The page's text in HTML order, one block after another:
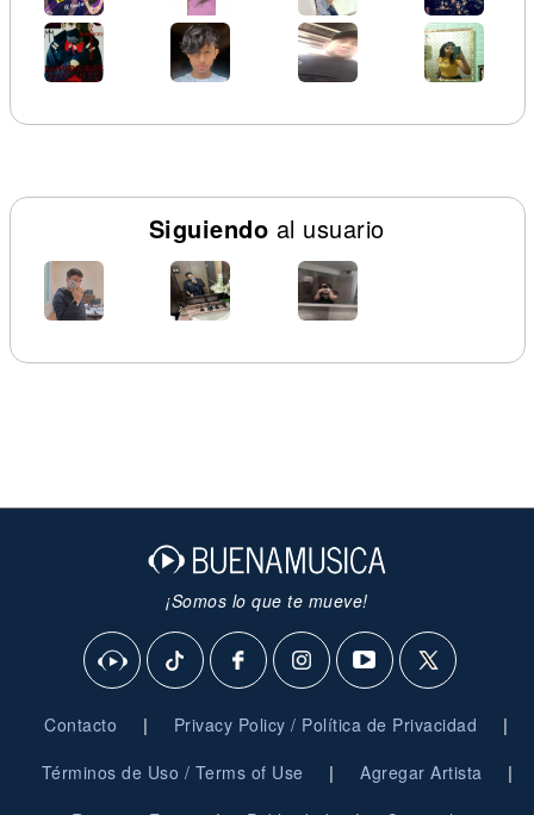
Siguiendo al usuario
¡Somos lo que te mueve!
Contacto | Privacy Policy / Política de Privacidad |
Términos de Uso / Terms of Use | Agregar Artista |